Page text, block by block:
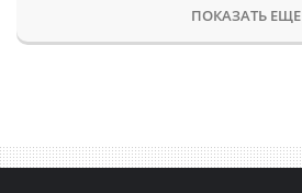
ПОКАЗАТЬ ЕЩЕ